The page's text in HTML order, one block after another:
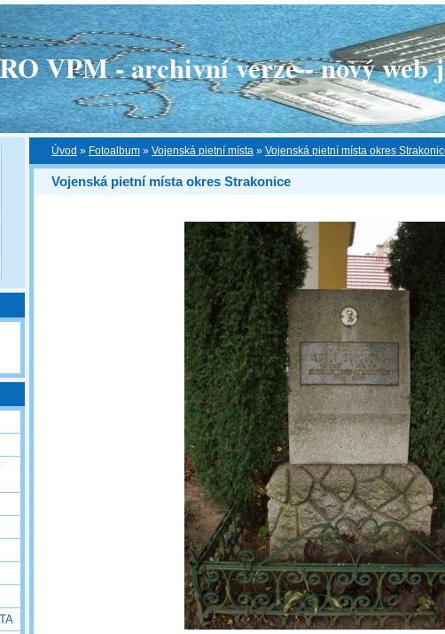
VPM - archivní verze - nový web
Úvod » Fotoalbum » Vojenská pietní místa » Vojenská pietní místa okres
Vojenská pietní místa okres Strakonice